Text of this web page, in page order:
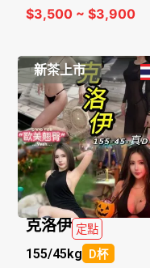
$3,500 ~ $3,900
新茶上市
克洛伊 定點
155/45kg D杯